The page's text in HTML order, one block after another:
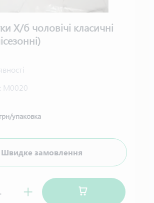
Х/б чоловічі класичні
М0020
упаковка
Швидке замовлення